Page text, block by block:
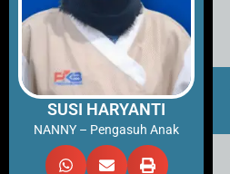
SUSI HARYANTI
NANNY – Pengasuh Anak